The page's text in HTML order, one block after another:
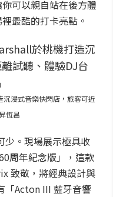
可以親自站在後方體
最酷的打卡亮點。
浸式音樂快閃店，旅客可近
恆昌
少。現場展示極具收
周年紀念版」，這款
致敬，將經典設計與
「Acton III 藍牙音響